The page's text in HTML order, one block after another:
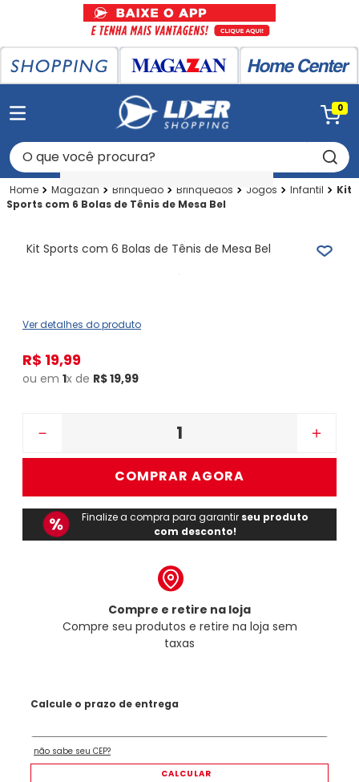
0
O que você procura?
Magazan Brinquedo Brinquedos Jogos Infantil
Kit
Sports com 6 Bolas de Tênis de Mesa Bel
Kit Sports com 6 Bolas de Tênis de Mesa Bel
Ver detalhes do produto
R$ 19,99
ou em 1x de R$19,99
＋
－
COMPRAR AGORA
Finalize a compra para garantir seu produto
com desconto!
Compre e retire na loja
Compre seu produtos e retire na loja sem
taxas